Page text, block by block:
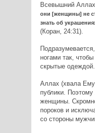
Всевышний
они [женщины] не
знать об
(Коран, 24:31).
ногами так,
скрытые одеждой.
Аллах (хвала
публики.
женщины.
пороков и
со стороны